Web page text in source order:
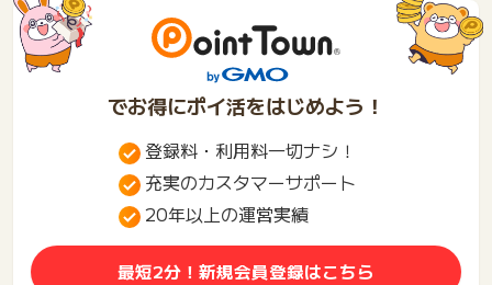
でお得にポイ活をはじめよう！
登録料・利用料一切ナシ！
充実のカスタマーサポート
20年以上の運営実績
最短2分！新規会員登録はこちら